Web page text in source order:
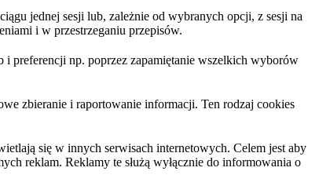
jednej sesji lub, zależnie od wybranych opcji, z sesji na
i w przestrzeganiu przepisów.
preferencji np. poprzez zapamiętanie wszelkich wyborów
zbieranie i raportowanie informacji. Ten rodzaj cookies
się w innych serwisach internetowych. Celem jest aby
reklam. Reklamy te służą wyłącznie do informowania o